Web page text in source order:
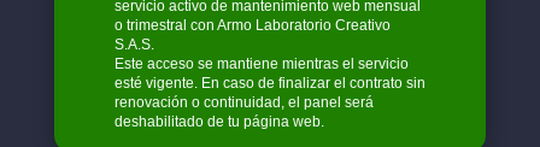
servicio activo de mantenimiento web mensual
o trimestral con Armo Laboratorio Creativo
S.A.S.
Este acceso se mantiene mientras el servicio
esté vigente. En caso de finalizar el contrato sin
renovación o continuidad, el panel será
deshabilitado de tu página web.